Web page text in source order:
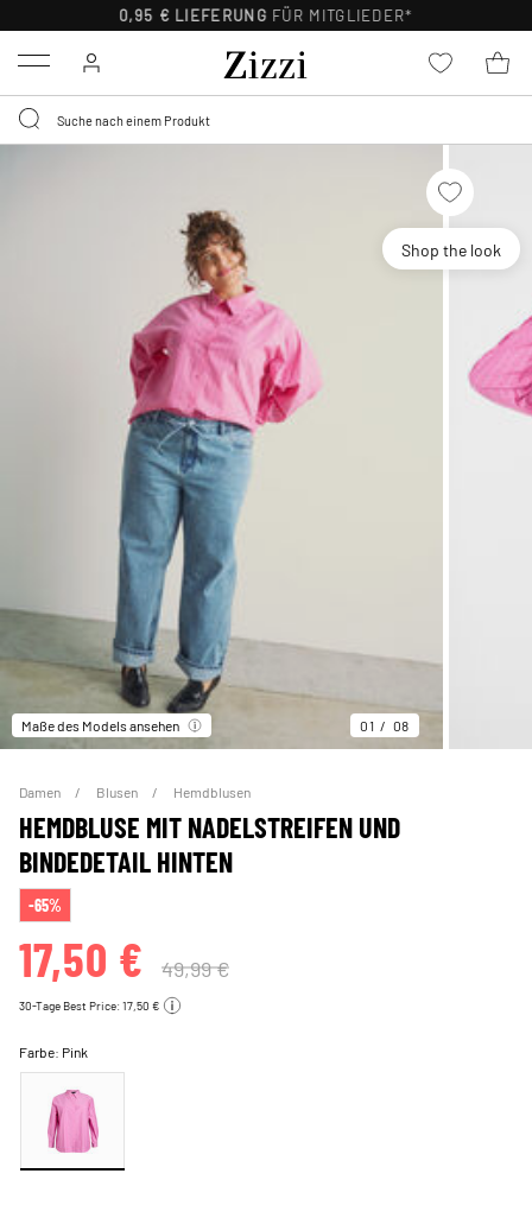
0,95 € LIEFERUNG FÜR MITGLIEDER*
Menu
Shop the look
Maße des Models ansehen 01 08
Damen Blusen Hemdblusen
HEMDBLUSE MIT NADELSTREIFEN UND
BINDEDETAIL HINTEN
-65%
17,50 € 49,99 €
30-Tage Best Price: 17,50 €
Farbe: Pink